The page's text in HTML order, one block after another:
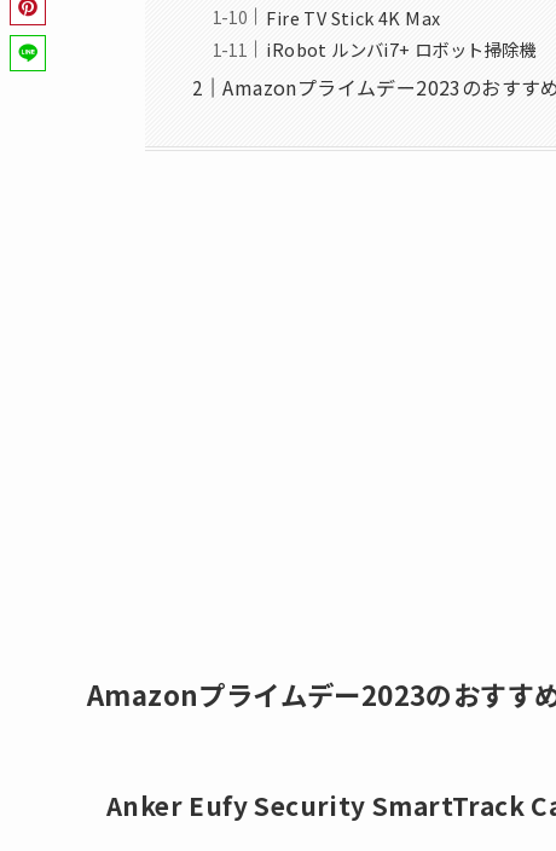
Fire TV Stick 4K Max
iRobot ルンバi7+ ロボット掃除機
Amazonプライムデー2023のおすす
Amazonプライムデー2023のおすす
Anker Eufy Security SmartTrack